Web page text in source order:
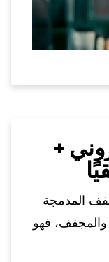
+
المدمجة
والمجفف، فهو